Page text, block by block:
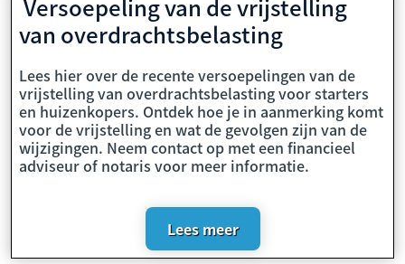
Versoepeling van de vrijstelling
van overdrachtsbelasting
Lees hier over de recente versoepelingen van de
vrijstelling van overdrachtsbelasting voor starters
en huizenkopers. Ontdek hoe je in aanmerking komt
voor de vrijstelling en wat de gevolgen zijn van de
wijzigingen. Neem contact op met een financieel
adviseur of notaris voor meer informatie.
Lees meer